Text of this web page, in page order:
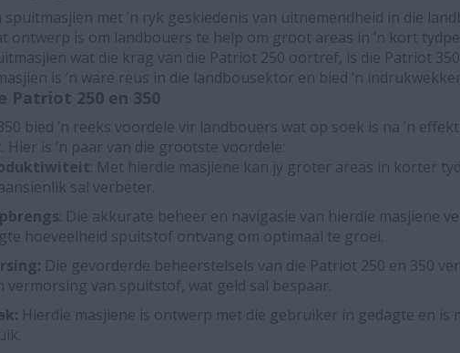
spuitmasjien met ’n ryk geskiedenis van uitnemendheid in die
ontwerp is om landbouers te help om groot areas in ’n kort
wat die krag van die Patriot 250 oortref, is die Patriot
is ’n ware reus in die landbousektor en bied ’n
Patriot 250 en 350
bied ’n reeks voordele vir landbouers wat op soek is na ’n
Hier is ’n paar van die grootste voordele:
: Met hierdie masjiene kan jy groter areas in korter
sal verbeter.
: Die akkurate beheer en navigasie van hierdie masjiene
hoeveelheid spuitstof ontvang om optimaal te groei.
: Die gevorderde beheerstelsels van die Patriot 250 en 350
vermorsing van spuitstof, wat geld sal bespaar.
Hierdie masjiene is ontwerp met die gebruiker in gedagte en is